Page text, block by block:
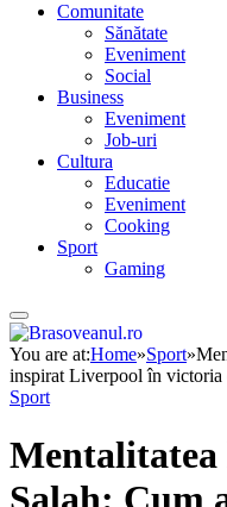
Comunitate
Sănătate
Eveniment
Social
Business
Eveniment
Job-uri
Cultura
Educatie
Eveniment
Cooking
Sport
Gaming
You are at:Home»Sport»
inspirat Liverpool în victoria
Sport